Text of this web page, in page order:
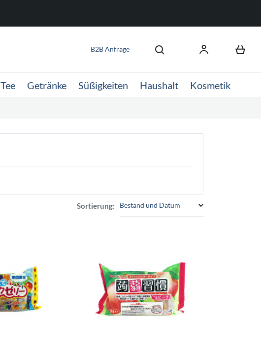
B2B Anfrage
Tee Getränke Süßigkeiten Haushalt Kosmetik
Sortierung: Bestand und Datum